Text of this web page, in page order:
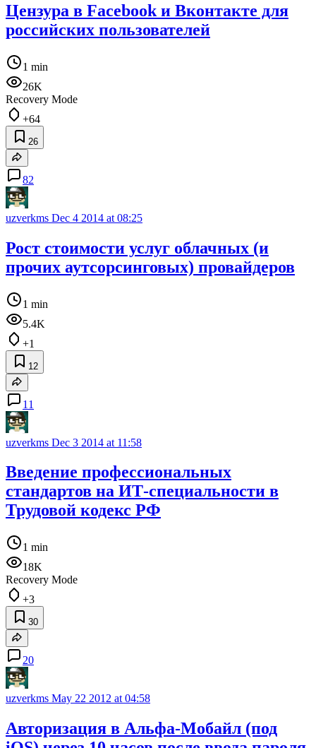
Цензура в Facebook и Вконтакте для
российских пользователей
1 min
26K
Recovery Mode
+64
26
82
uzverkms Dec 4 2014 at 08:25
Рост стоимости услуг облачных (и
прочих аутсорсинговых) провайдеров
1 min
5.4K
+1
12
11
uzverkms Dec 3 2014 at 11:58
Введение профессиональных
стандартов на ИТ-специальности в
Трудовой кодекс РФ
1 min
18K
Recovery Mode
+3
30
20
uzverkms May 22 2012 at 04:58
Авторизация в Альфа-Мобайл (под